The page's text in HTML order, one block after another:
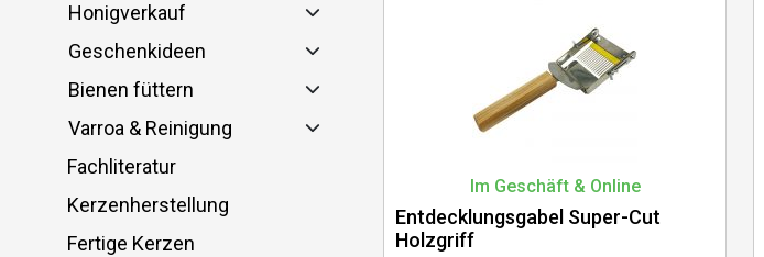
Honigverkauf
Geschenkideen
Bienen füttern
Varroa & Reinigung
Fachliteratur
Kerzenherstellung
Fertige Kerzen
Im Geschäft & Online
Entdecklungsgabel Super-Cut
Holzgriff